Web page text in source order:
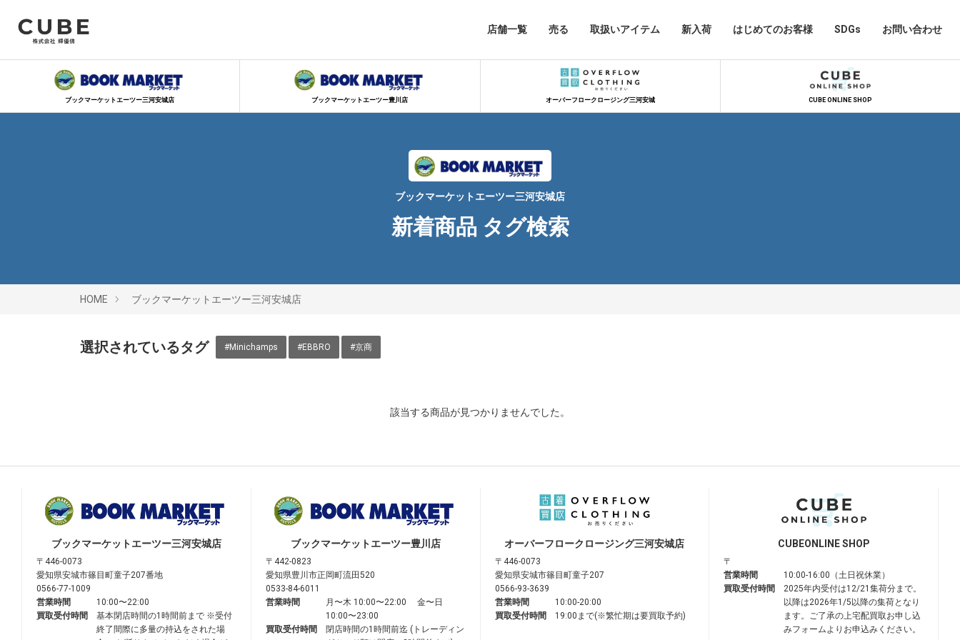
店舗一覧 売る 取扱いアイテム 新入荷 はじめてのお客様 SDGs お問い合わせ
ブックマーケットエーツー三河安城店 ブックマーケットエーツー豊川店 オーバーフロークロージング三河安城 CUBE ONLINE SHOP
ブックマーケットエーツー三河安城店
新着商品 タグ検索
HOME ブックマーケットエーツー三河安城店
選択されているタグ #Minichamps #EBBRO #京商
該当する商品が見つかりませんでした。
ブックマーケットエーツー三河安城店
〒446-0073
愛知県安城市篠目町童子207番地
0566-77-1009
営業時間
10:00〜22:00
買取受付時間
基本閉店時間の1時間前まで ※受付
終了間際に多量の持込をされた場
ブックマーケットエーツー豊川店
〒442-0823
愛知県豊川市正岡町流田520
0533-84-6011
営業時間
月〜木 10:00〜22:00 金〜日
10:00〜23:00
買取受付時間
閉店時間の1時間前迄 (トレーディン
オーバーフロークロージング三河安城店
〒446-0073
愛知県安城市篠目町童子207
0566-93-3639
営業時間
10:00-20:00
買取受付時間
19:00まで(※繁忙期は要買取予約)
CUBEONLINE SHOP
〒
営業時間
10:00-16:00（土日祝休業）
買取受付時間
2025年内受付は12/21集荷分まで。
以降は2026年1/5以降の集荷となり
ます。ご了承の上宅配買取お申し込
みフォームよりお申込みください。